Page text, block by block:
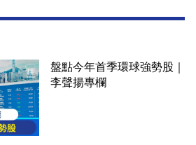
盤點今年首季環球強勢股｜
李聲揚專欄